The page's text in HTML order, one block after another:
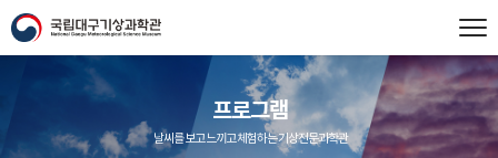
프로그램
날씨를 보고 느끼고 체험하는 기상전문과학관